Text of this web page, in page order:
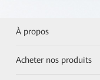
À propos
Acheter nos produits